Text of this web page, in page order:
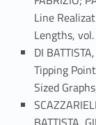
Line
Lengths,
DI
Tipping
Sized